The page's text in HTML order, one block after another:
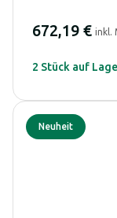
672,19 € inkl.
2 Stück auf
Neuheit